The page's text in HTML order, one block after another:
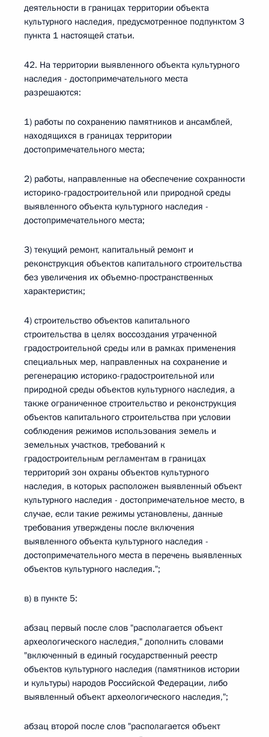
деятельности в границах территории объекта
культурного наследия, предусмотренное подпунктом 3
пункта 1 настоящей статьи.
42. На территории выявленного объекта культурного
наследия - достопримечательного места
разрешаются:
1) работы по сохранению памятников и ансамблей,
находящихся в границах территории
достопримечательного места;
2) работы, направленные на обеспечение сохранности
историко-градостроительной или природной среды
выявленного объекта культурного наследия -
достопримечательного места;
3) текущий ремонт, капитальный ремонт и
реконструкция объектов капитального строительства
без увеличения их объемно-пространственных
характеристик;
4) строительство объектов капитального
строительства в целях воссоздания утраченной
градостроительной среды или в рамках применения
специальных мер, направленных на сохранение и
регенерацию историко-градостроительной или
природной среды объектов культурного наследия, а
также ограниченное строительство и реконструкция
объектов капитального строительства при условии
соблюдения режимов использования земель и
земельных участков, требований к
градостроительным регламентам в границах
территорий зон охраны объектов культурного
наследия, в которых расположен выявленный объект
культурного наследия - достопримечательное место, в
случае, если такие режимы установлены, данные
требования утверждены после включения
выявленного объекта культурного наследия -
достопримечательного места в перечень выявленных
объектов культурного наследия.";
в) в пункте 5:
абзац первый после слов "располагается объект
археологического наследия," дополнить словами
"включенный в единый государственный реестр
объектов культурного наследия (памятников истории
и культуры) народов Российской Федерации, либо
выявленный объект археологического наследия,";
абзац второй после слов "располагается объект